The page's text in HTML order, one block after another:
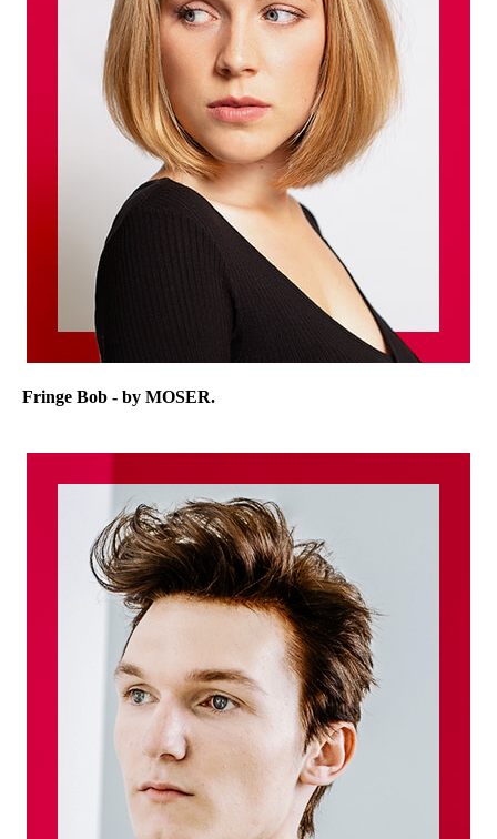
Fringe Bob - by MOSER.